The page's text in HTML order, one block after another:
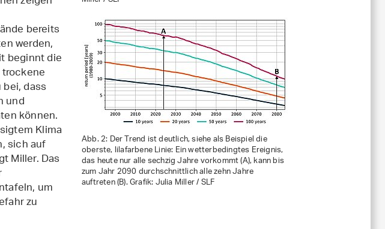
Abb. 2: Der Trend ist deutlich, siehe als Beispiel die
oberste, lilafarbene Linie: Ein wetterbedingtes Ereignis,
das heute nur alle sechzig Jahre vorkommt (A), kann bis
zum Jahr 2090 durchschnittlich alle zehn Jahre
auftreten (B). Grafik: Julia Miller / SLF
bereits
werden,
beginnt die
dass
und
können.
Klima
sich auf
Miller. Das
um
zu